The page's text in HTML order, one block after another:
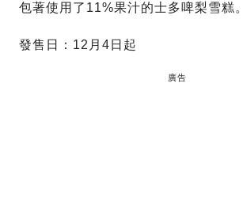
包著使用了11%果汁的士多啤梨雪糕。
發售日：12月4日起
廣告